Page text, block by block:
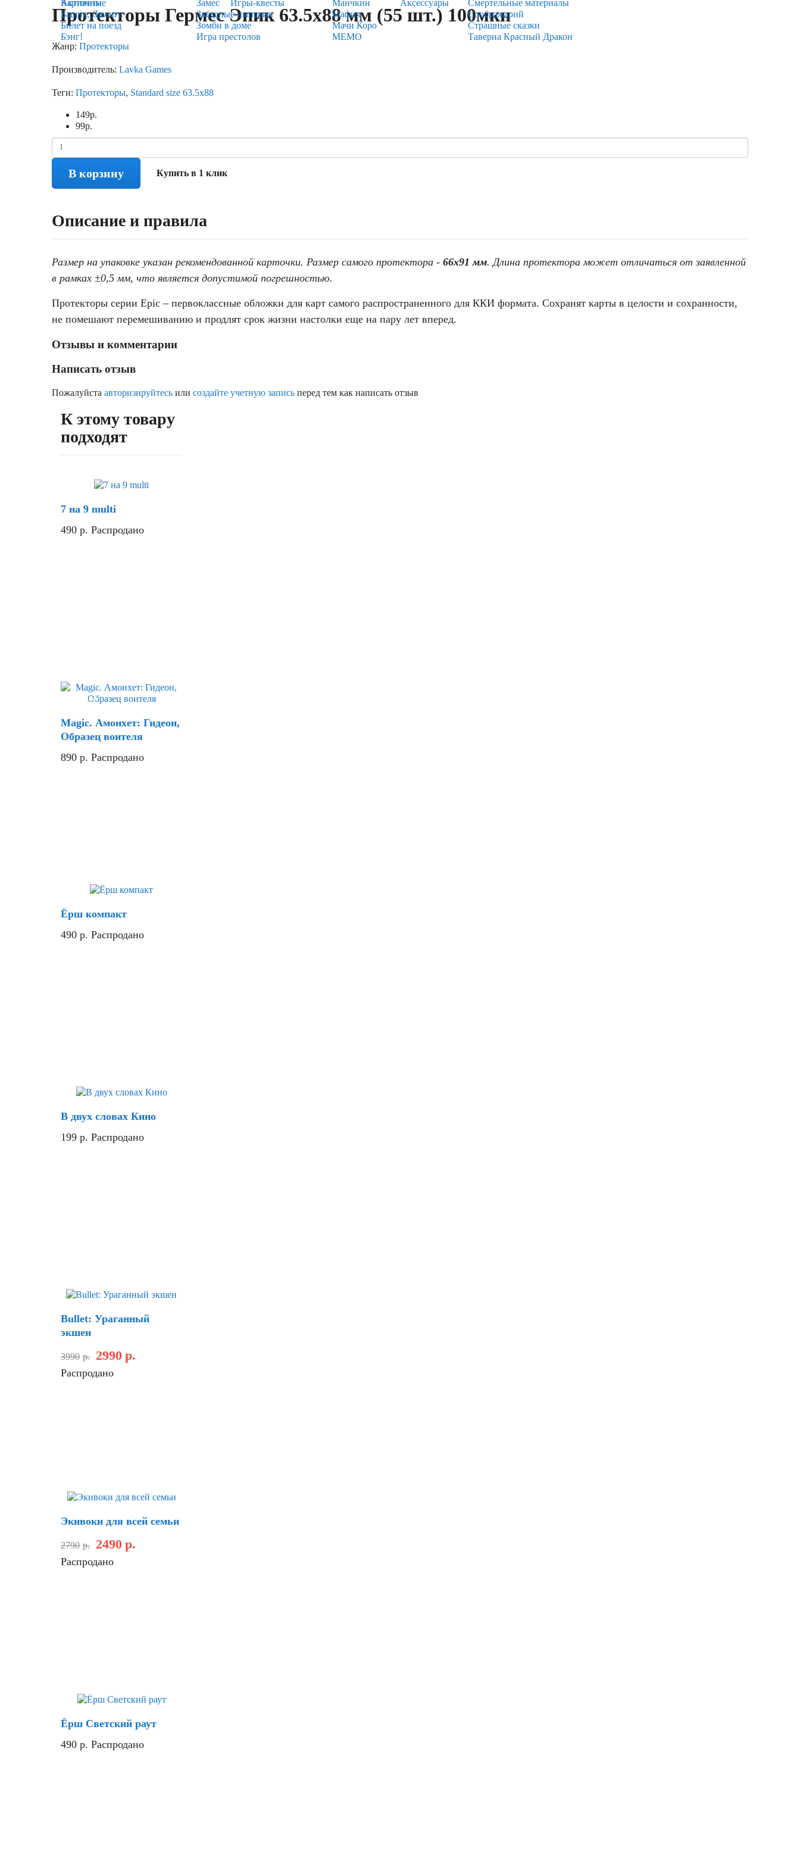
Карточные
Игры-квесты
Аксессуары
Активити
Башня, Дженга
Билет на поезд
Бэнг!
Замес
Звёздные империи
Зомби в доме
Игра престолов
Манчкин
Мафия
Мачи Коро
МЕМО
Смертельные материалы
Соображарий
Страшные сказки
Таверна Красный Дракон
Протекторы Гермес Эпик 63.5х88 мм (55 шт.) 100мкн
Жанр: Протекторы
Производитель: Lavka Games
Теги: Протекторы, Standard size 63.5х88
149р.
99р.
В корзину Купить в 1 клик
Описание и правила
Размер на упаковке указан рекомендованной карточки. Размер самого протектора - 66х91 мм. Длина протектора может отличаться от заявленной
в рамках ±0,5 мм, что является допустимой погрешностью.
Протекторы серии Epic – первоклассные обложки для карт самого распространенного для ККИ формата. Сохранят карты в целости и сохранности,
не помешают перемешиванию и продлят срок жизни настолки еще на пару лет вперед.
Отзывы и комментарии
Написать отзыв
Пожалуйста авторизируйтесь или создайте учетную запись перед тем как написать отзыв
К этому товару
подходят
7 на 9 multi
490 р. Распродано
Скидка
Magic. Амонхет: Гидеон,
Образец воителя
890 р. Распродано
Ёрш компакт
490 р. Распродано
В двух словах Кино
199 р. Распродано
Bullet: Ураганный
экшен
3990 р. 2990 р.
Распродано
Экивоки для всей семьи
2790 р. 2490 р.
Распродано
Ёрш Светский раут
490 р. Распродано